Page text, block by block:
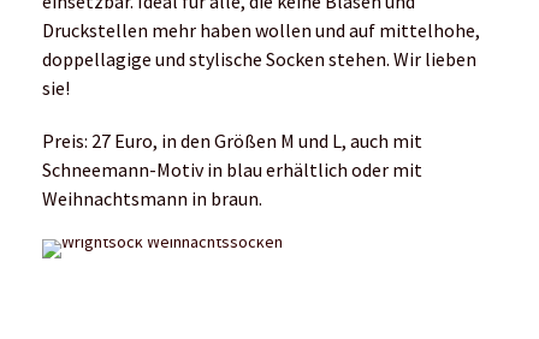
Druckstellen mehr haben wollen und auf mittelhohe,
doppellagige und stylische Socken stehen. Wir lieben
sie!
Preis: 27 Euro, in den Größen M und L, auch mit
Schneemann-Motiv in blau erhältlich oder mit
Weihnachtsmann in braun.